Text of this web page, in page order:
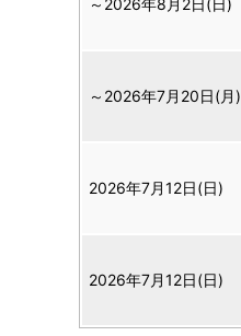
～ 2026年8月2日(日)
～ 2026年7月20日(月)
2026年7月12日(日)
2026年7月12日(日)